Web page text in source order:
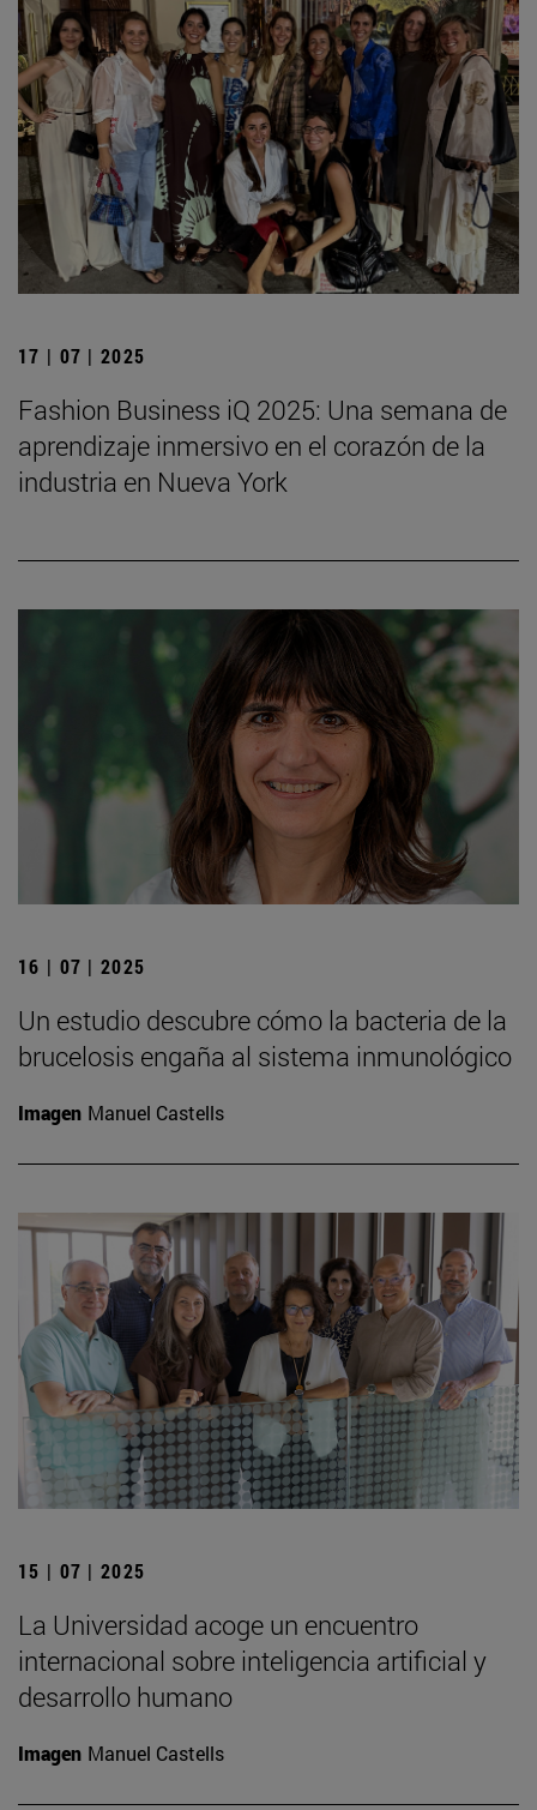
17 | 07 | 2025
Fashion Business iQ 2025: Una semana de
aprendizaje inmersivo en el corazón de la
industria en Nueva York
16 | 07 | 2025
Un estudio descubre cómo la bacteria de la
brucelosis engaña al sistema inmunológico
Imagen Manuel Castells
15 | 07 | 2025
La Universidad acoge un encuentro
internacional sobre inteligencia artificial y
desarrollo humano
Imagen Manuel Castells